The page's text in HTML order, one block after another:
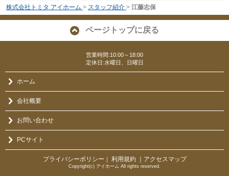
株式会社トミタ アイホーム > スタッフ紹介 > 江藤志保
ページトップに戻る
営業時間:10:00～18:00
定休日:水曜日、日曜日
ホーム
会社概要
お問い合わせ
PCサイト
プライバシーポリシー ｜ 利用規約 ｜アクセスマップ
Copyright(c) アイホーム All rights reserved.